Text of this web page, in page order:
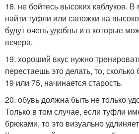
18. не бойтесь высоких каблуков.
найти туфли или сапожки на
будут очень удобны и в которые
вечера.
19. хороший вкус нужно
перестаешь это делать, то,
19 или 75, начинается старость.
20. обувь должна быть не только
Только в том случае, если туфли
брюками, то это визуально